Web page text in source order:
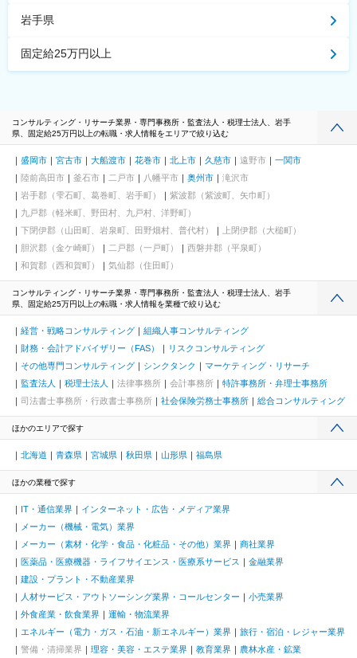
岩手県
固定給25万円以上
コンサルティング・リサーチ業界・専門事務所・監査法人・税理士法人、岩手
県、固定給25万円以上の転職・求人情報をエリアで絞り込む
盛岡市 宮古市 大船渡市 花巻市 北上市 久慈市 遠野市
一関市
陸前高田市
釜石市 二戸市 八幡平市 奥州市
滝沢市
岩手郡（雫石町、葛巻町、岩手町）
紫波郡（紫波町、矢巾町）
九戸郡（軽米町、野田村、九戸村、洋野町）
下閉伊郡（山田町、岩泉町、田野畑村、普代村）
上閉伊郡（大槌町）
胆沢郡（金ケ崎町）
二戸郡（一戸町）
西磐井郡（平泉町）
和賀郡（西和賀町）
気仙郡（住田町）
コンサルティング・リサーチ業界・専門事務所・監査法人・税理士法人、岩手
県、固定給25万円以上の転職・求人情報を業種で絞り込む
経営・戦略コンサルティング
組織人事コンサルティング
財務・会計アドバイザリー（FAS）
リスクコンサルティング
その他専門コンサルティング
シンクタンク
マーケティング・リサーチ
監査法人
税理士法人 法律事務所 会計事務所
特許事務所・弁理士事務所
司法書士事務所・行政書士事務所
社会保険労務士事務所 総合コンサルティング
ほかのエリアで探す
北海道 青森県 宮城県 秋田県 山形県 福島県
ほかの業種で探す
IT・通信業界
インターネット・広告・メディア業界
メーカー（機械・電気）業界
メーカー（素材・化学・食品・化粧品・その他）業界
商社業界
医薬品・医療機器・ライフサイエンス・医療系サービス
金融業界
建設・プラント・不動産業界
人材サービス・アウトソーシング業界・コールセンター
小売業界
外食産業・飲食業界
運輸・物流業界
エネルギー（電力・ガス・石油・新エネルギー）業界
旅行・宿泊・レジャー業界
警備・清掃業界
理容・美容・エステ業界 教育業界
農林水産・鉱業